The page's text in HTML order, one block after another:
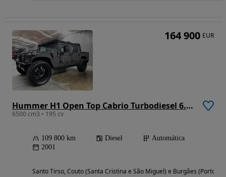
Hummer H1 Open Top Cabrio Turbodiesel 6.5 V8 Custom
6500 cm3 • 195 cv
109 800 km Diesel
Automática
2001
Santo Tirso, Couto (Santa Cristina e São Miguel) e Burgães (Porto)
164 900 EUR